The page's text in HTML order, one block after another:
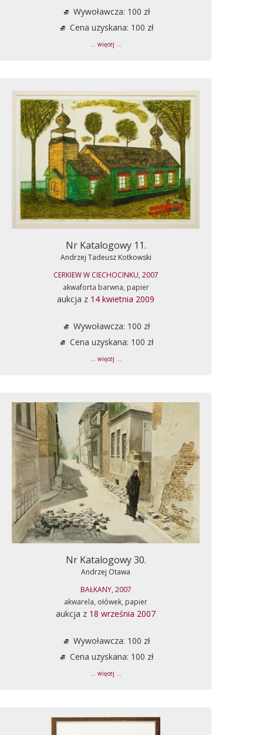
Wywoławcza: 100 zł
Cena uzyskana: 100 zł
... więcej ...
Nr Katalogowy 11.
Andrzej Tadeusz Kotkowski
CERKIEW W CIECHOCINKU, 2007
akwaforta barwna, papier
aukcja z 14 kwietnia 2009
Wywoławcza: 100 zł
Cena uzyskana: 100 zł
... więcej ...
Nr Katalogowy 30.
Andrzej Otawa
BAŁKANY, 2007
akwarela, ołówek, papier
aukcja z 18 września 2007
Wywoławcza: 100 zł
Cena uzyskana: 100 zł
... więcej ...